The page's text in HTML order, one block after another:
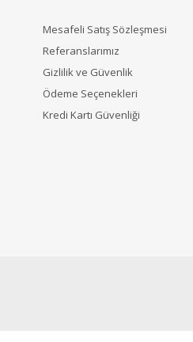
Mesafeli Satış Sözleşmesi
Referanslarımız
Gizlilik ve Güvenlik
Ödeme Seçenekleri
Kredi Kartı Güvenliği